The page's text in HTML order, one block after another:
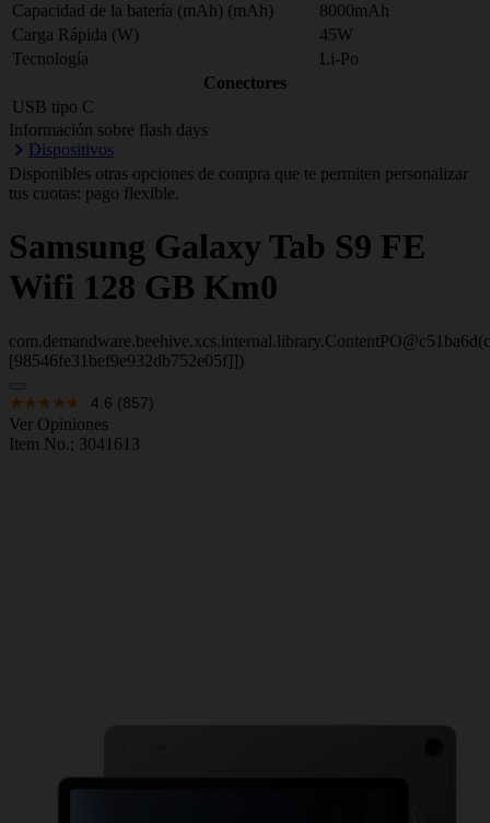
Capacidad de la batería (mAh) (mAh)
8000mAh
Carga Rápida (W)
45W
Tecnología
Li-Po
Conectores
USB tipo C
Información sobre flash days
Dispositivos
Disponibles otras opciones de compra que te permiten personalizar
tus cuotas: pago flexible.
Samsung Galaxy Tab S9 FE
Wifi 128 GB Km0
[98546fe31bef9e932db752e05f]])
4.6 (857)
Ver Opiniones
Item No.; 3041613